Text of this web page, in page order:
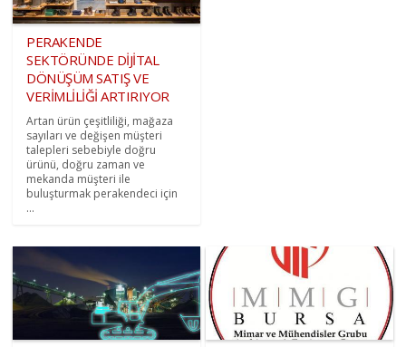
PERAKENDE
SEKTÖRÜNDE DİJİTAL
DÖNÜŞÜM SATIŞ VE
VERİMLİLİĞİ ARTIRIYOR
Artan ürün çeşitliliği, mağaza
sayıları ve değişen müşteri
talepleri sebebiyle doğru
ürünü, doğru zaman ve
mekanda müşteri ile
buluşturmak perakendeci için
...